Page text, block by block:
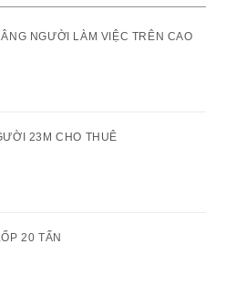
NGƯỜI LÀM VIỆC TRÊN CAO
23M CHO THUÊ
20 TẤN